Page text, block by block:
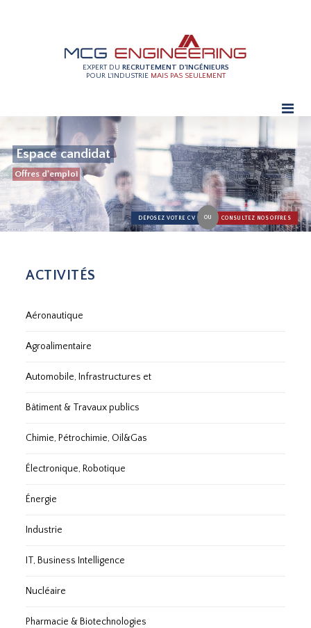
EXPERT DU RECRUTEMENT D'INGÉNIEURS
POUR L'INDUSTRIE MAIS PAS SEULEMENT
Espace candidat
Offres d'emploi
DÉPOSEZ VOTRE CV OU CONSULTEZ NOS OFFRES
ACTIVITÉS
Aéronautique
Agroalimentaire
Automobile, Infrastructures et
Bâtiment & Travaux publics
Chimie, Pétrochimie, Oil&Gas
Électronique, Robotique
Énergie
Industrie
IT, Business Intelligence
Nucléaire
Pharmacie & Biotechnologies